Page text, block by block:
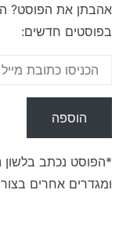
אהבתן את הפוסט?
בפוסטים חדשים:
*הפוסט נכתב בלשון
ומגדרים אחרים